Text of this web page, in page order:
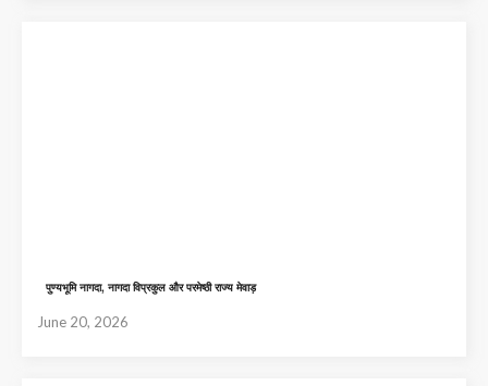
पुण्यभूमि नागदा, नागदा विप्रकुल और परमेष्ठी राज्य मेवाड़
June 20, 2026